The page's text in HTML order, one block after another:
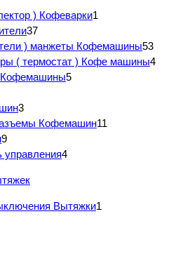
) Кофеварки1
37
) манжеты Кофемашины53
( термостат ) Кофе машины4
Кофемашины5
3
Кофемашин11
9
4
Вытяжки1